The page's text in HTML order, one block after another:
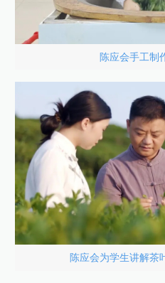
陈应会手工制
陈应会为学生讲解茶